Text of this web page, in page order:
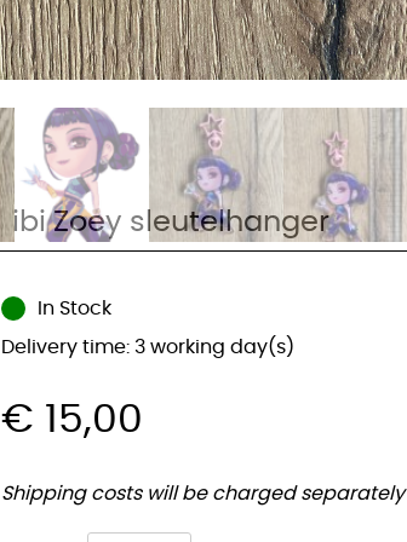
Zoey sleutelhanger
In Stock
Delivery time: 3 working day(s)
€ 15,00
Shipping costs will be charged separately